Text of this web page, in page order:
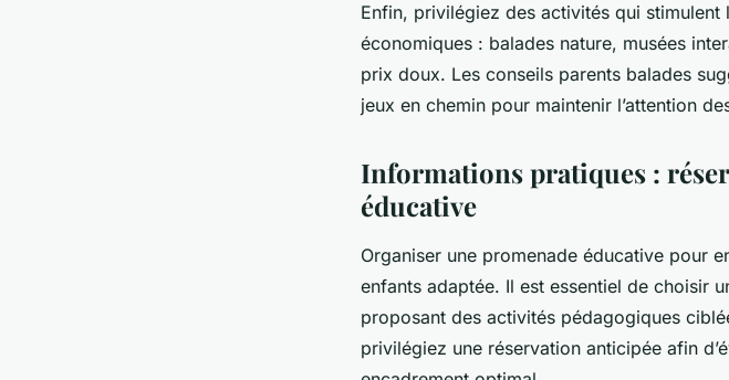
Enfin, privilégiez des activités qui
économiques : balades nature, musées
prix doux. Les conseils parents balades
jeux en chemin pour maintenir l’attention
Informations pratiques :
éducative
Organiser une promenade éducative pour
enfants adaptée. Il est essentiel de choisir
proposant des activités pédagogiques
privilégiez une réservation anticipée afin